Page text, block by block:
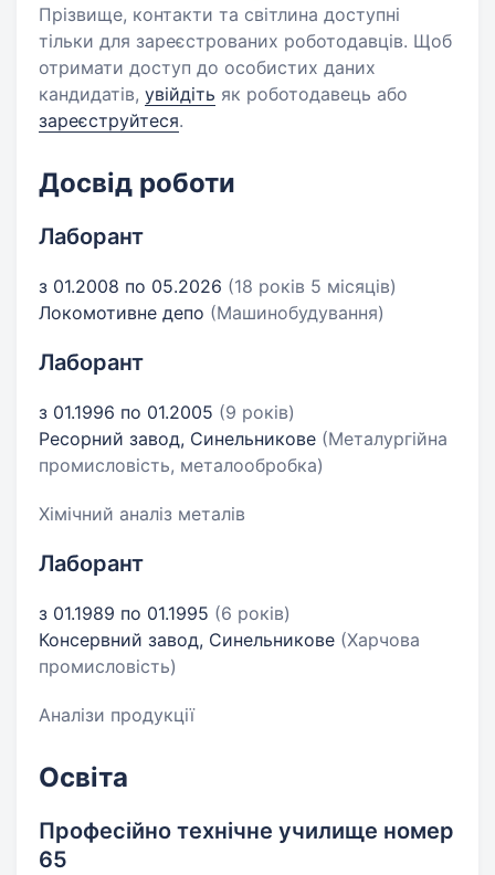
Прізвище, контакти та світлина доступні
тільки для зареєстрованих роботодавців. Щоб
отримати доступ до особистих даних
кандидатів, увійдіть як роботодавець або
зареєструйтеся.
Досвід роботи
Лаборант
з 01.2008 по 05.2026 (18 років 5 місяців)
Локомотивне депо (Машинобудування)
Лаборант
з 01.1996 по 01.2005 (9 років)
Ресорний завод, Синельникове (Металургійна
промисловість, металообробка)
Хімічний аналіз металів
Лаборант
з 01.1989 по 01.1995 (6 років)
Консервний завод, Синельникове (Харчова
промисловість)
Аналізи продукції
Освіта
Професійно технічне училище номер
65